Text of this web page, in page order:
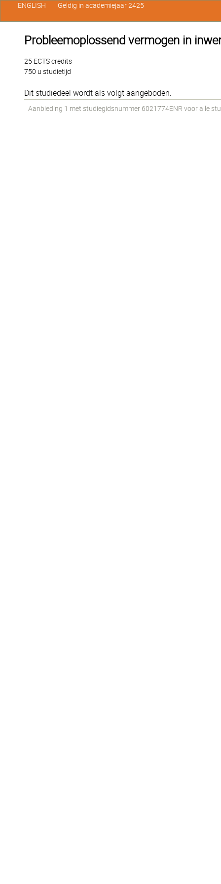
Probleemoplossend vermogen in
25 ECTS credits
750 u studietijd
Dit studiedeel wordt als volgt aangeboden:
Aanbieding 1 met studiegidsnummer 6021774ENR voor alle
ENGLISH Geldig in academiejaar 2425